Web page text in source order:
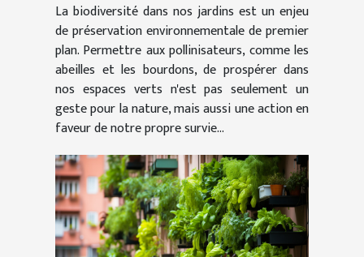
La biodiversité dans nos jardins est un enjeu
de préservation environnementale de premier
plan. Permettre aux pollinisateurs, comme les
abeilles et les bourdons, de prospérer dans
nos espaces verts n'est pas seulement un
geste pour la nature, mais aussi une action en
faveur de notre propre survie...